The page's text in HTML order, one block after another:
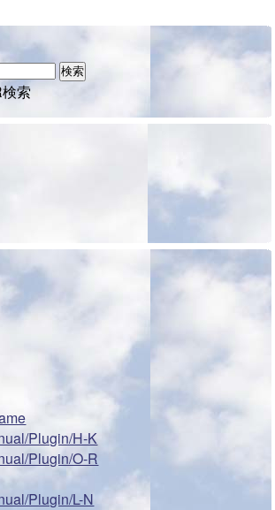
索
Plugin/H-K
Plugin/O-R
Plugin/L-N